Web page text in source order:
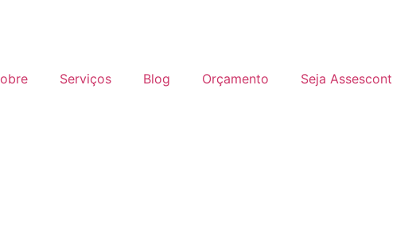
Serviços Blog Orçamento Seja Assescont